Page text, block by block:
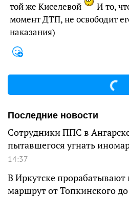
той же Киселевой
И то,
момент ДТП, не освободит
наказания)
Последние новости
Сотрудники ППС в
пытавшегося угнать
14:37
В Иркутске
маршрут от Топкинского